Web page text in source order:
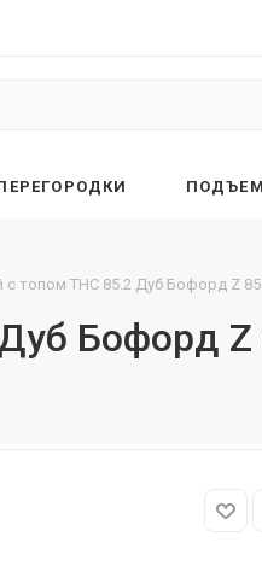
топом THC 85.2 Дуб Бофорд Z
Бофорд Z